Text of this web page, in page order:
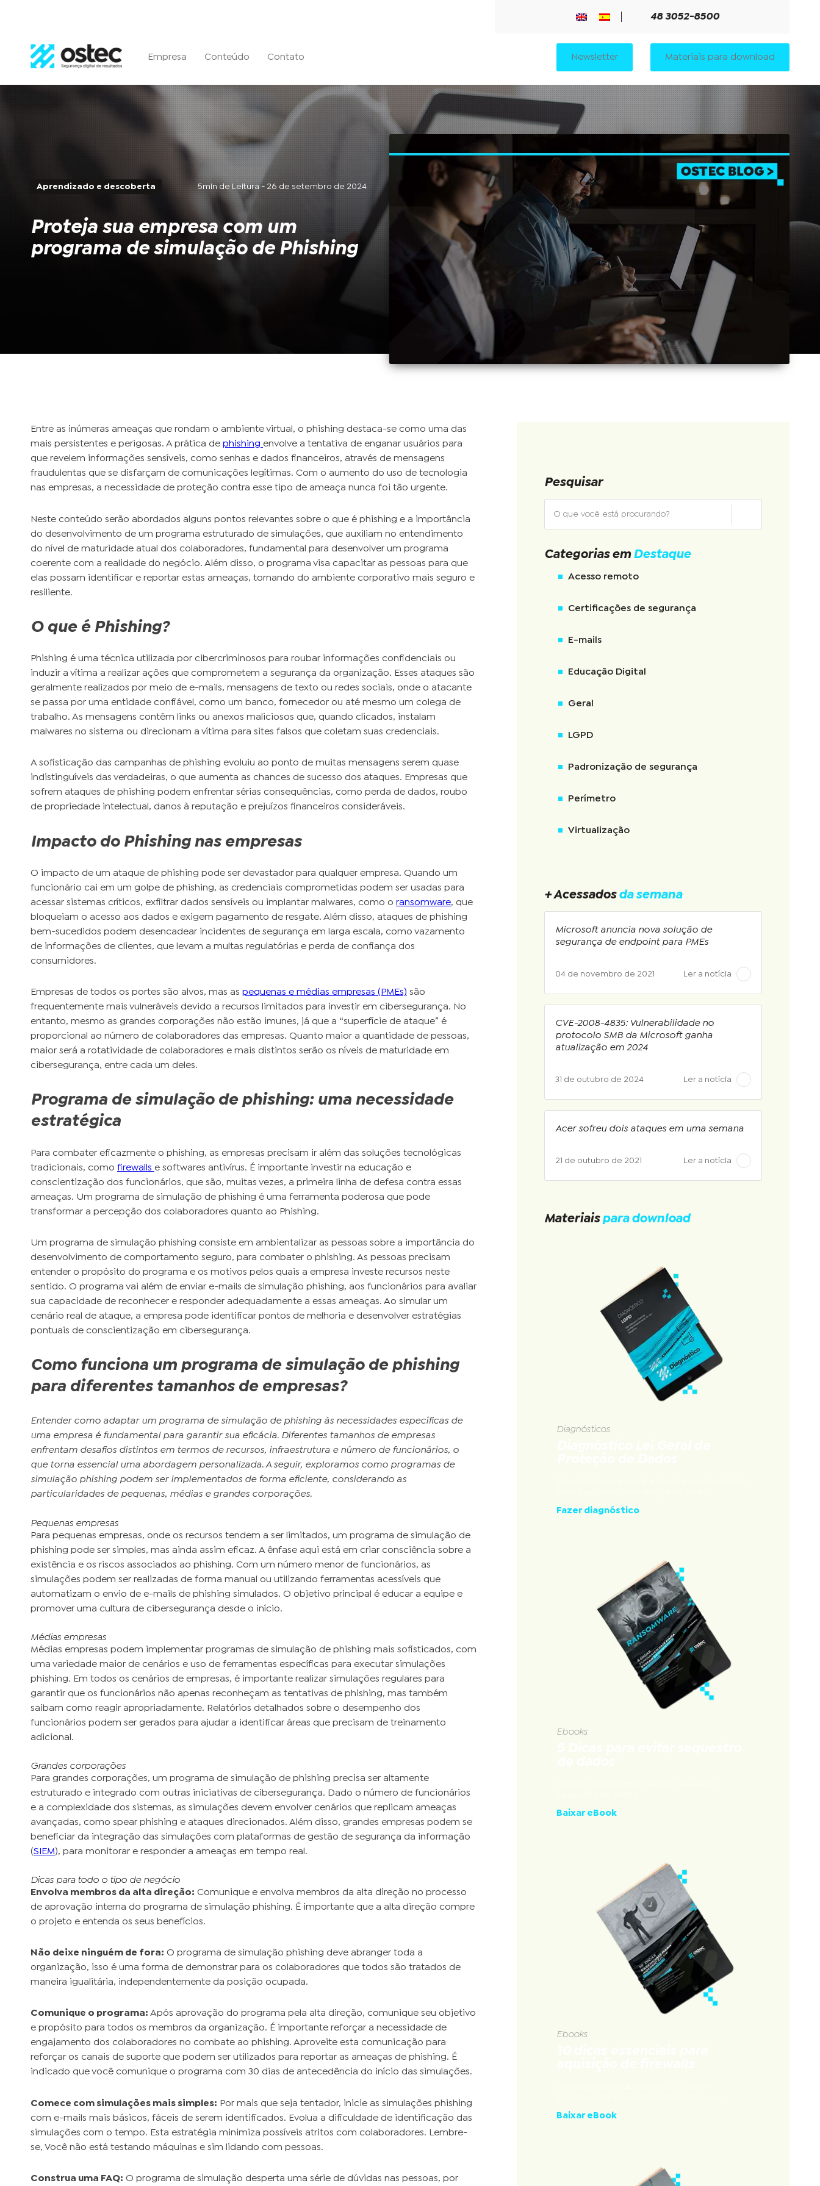
48 3052-8500
Empresa Conteúdo Contato Newsletter Materiais para download
Aprendizado e descoberta 5min de Leitura - 26 de setembro de 2024
Proteja sua empresa com um
programa de simulação de Phishing
Entre as inúmeras ameaças que rondam o ambiente virtual, o phishing destaca-se como uma das
mais persistentes e perigosas. A prática de phishing envolve a tentativa de enganar usuários para
que revelem informações sensíveis, como senhas e dados financeiros, através de mensagens
fraudulentas que se disfarçam de comunicações legítimas. Com o aumento do uso de tecnologia
nas empresas, a necessidade de proteção contra esse tipo de ameaça nunca foi tão urgente.
Neste conteúdo serão abordados alguns pontos relevantes sobre o que é phishing e a importância
do desenvolvimento de um programa estruturado de simulações, que auxiliam no entendimento
do nível de maturidade atual dos colaboradores, fundamental para desenvolver um programa
coerente com a realidade do negócio. Além disso, o programa visa capacitar as pessoas para que
elas possam identificar e reportar estas ameaças, tornando do ambiente corporativo mais seguro e
resiliente.
O que é Phishing?
Phishing é uma técnica utilizada por cibercriminosos para roubar informações confidenciais ou
induzir a vítima a realizar ações que comprometem a segurança da organização. Esses ataques são
geralmente realizados por meio de e-mails, mensagens de texto ou redes sociais, onde o atacante
se passa por uma entidade confiável, como um banco, fornecedor ou até mesmo um colega de
trabalho. As mensagens contêm links ou anexos maliciosos que, quando clicados, instalam
malwares no sistema ou direcionam a vítima para sites falsos que coletam suas credenciais.
A sofisticação das campanhas de phishing evoluiu ao ponto de muitas mensagens serem quase
indistinguíveis das verdadeiras, o que aumenta as chances de sucesso dos ataques. Empresas que
sofrem ataques de phishing podem enfrentar sérias consequências, como perda de dados, roubo
de propriedade intelectual, danos à reputação e prejuízos financeiros consideráveis.
Impacto do Phishing nas empresas
O impacto de um ataque de phishing pode ser devastador para qualquer empresa. Quando um
funcionário cai em um golpe de phishing, as credenciais comprometidas podem ser usadas para
acessar sistemas críticos, exfiltrar dados sensíveis ou implantar malwares, como o ransomware, que
bloqueiam o acesso aos dados e exigem pagamento de resgate. Além disso, ataques de phishing
bem-sucedidos podem desencadear incidentes de segurança em larga escala, como vazamento
de informações de clientes, que levam a multas regulatórias e perda de confiança dos
consumidores.
Empresas de todos os portes são alvos, mas as pequenas e médias empresas (PMEs) são
frequentemente mais vulneráveis devido a recursos limitados para investir em cibersegurança. No
entanto, mesmo as grandes corporações não estão imunes, já que a “superfície de ataque” é
proporcional ao número de colaboradores das empresas. Quanto maior a quantidade de pessoas,
maior será a rotatividade de colaboradores e mais distintos serão os níveis de maturidade em
cibersegurança, entre cada um deles.
Programa de simulação de phishing: uma necessidade
estratégica
Para combater eficazmente o phishing, as empresas precisam ir além das soluções tecnológicas
tradicionais, como firewalls e softwares antivírus. É importante investir na educação e
conscientização dos funcionários, que são, muitas vezes, a primeira linha de defesa contra essas
ameaças. Um programa de simulação de phishing é uma ferramenta poderosa que pode
transformar a percepção dos colaboradores quanto ao Phishing.
Um programa de simulação phishing consiste em ambientalizar as pessoas sobre a importância do
desenvolvimento de comportamento seguro, para combater o phishing. As pessoas precisam
entender o propósito do programa e os motivos pelos quais a empresa investe recursos neste
sentido. O programa vai além de enviar e-mails de simulação phishing, aos funcionários para avaliar
sua capacidade de reconhecer e responder adequadamente a essas ameaças. Ao simular um
cenário real de ataque, a empresa pode identificar pontos de melhoria e desenvolver estratégias
pontuais de conscientização em cibersegurança.
Como funciona um programa de simulação de phishing
para diferentes tamanhos de empresas?
Entender como adaptar um programa de simulação de phishing às necessidades específicas de
uma empresa é fundamental para garantir sua eficácia. Diferentes tamanhos de empresas
enfrentam desafios distintos em termos de recursos, infraestrutura e número de funcionários, o
que torna essencial uma abordagem personalizada. A seguir, exploramos como programas de
simulação phishing podem ser implementados de forma eficiente, considerando as
particularidades de pequenas, médias e grandes corporações.
Pequenas empresas
Para pequenas empresas, onde os recursos tendem a ser limitados, um programa de simulação de
phishing pode ser simples, mas ainda assim eficaz. A ênfase aqui está em criar consciência sobre a
existência e os riscos associados ao phishing. Com um número menor de funcionários, as
simulações podem ser realizadas de forma manual ou utilizando ferramentas acessíveis que
automatizam o envio de e-mails de phishing simulados. O objetivo principal é educar a equipe e
promover uma cultura de cibersegurança desde o início.
Médias empresas
Médias empresas podem implementar programas de simulação de phishing mais sofisticados, com
uma variedade maior de cenários e uso de ferramentas específicas para executar simulações
phishing. Em todos os cenários de empresas, é importante realizar simulações regulares para
garantir que os funcionários não apenas reconheçam as tentativas de phishing, mas também
saibam como reagir apropriadamente. Relatórios detalhados sobre o desempenho dos
funcionários podem ser gerados para ajudar a identificar áreas que precisam de treinamento
adicional.
Grandes corporações
Para grandes corporações, um programa de simulação de phishing precisa ser altamente
estruturado e integrado com outras iniciativas de cibersegurança. Dado o número de funcionários
e a complexidade dos sistemas, as simulações devem envolver cenários que replicam ameaças
avançadas, como spear phishing e ataques direcionados. Além disso, grandes empresas podem se
beneficiar da integração das simulações com plataformas de gestão de segurança da informação
(SIEM), para monitorar e responder a ameaças em tempo real.
Dicas para todo o tipo de negócio
Envolva membros da alta direção: Comunique e envolva membros da alta direção no processo
de aprovação interna do programa de simulação phishing. É importante que a alta direção compre
o projeto e entenda os seus benefícios.
Não deixe ninguém de fora: O programa de simulação phishing deve abranger toda a
organização, isso é uma forma de demonstrar para os colaboradores que todos são tratados de
maneira igualitária, independentemente da posição ocupada.
Comunique o programa: Após aprovação do programa pela alta direção, comunique seu objetivo
e propósito para todos os membros da organização. É importante reforçar a necessidade de
engajamento dos colaboradores no combate ao phishing. Aproveite esta comunicação para
reforçar os canais de suporte que podem ser utilizados para reportar as ameaças de phishing. É
indicado que você comunique o programa com 30 dias de antecedência do início das simulações.
Comece com simulações mais simples: Por mais que seja tentador, inicie as simulações phishing
com e-mails mais básicos, fáceis de serem identificados. Evolua a dificuldade de identificação das
simulações com o tempo. Esta estratégia minimiza possíveis atritos com colaboradores. Lembre-
se, Você não está testando máquinas e sim lidando com pessoas.
Construa uma FAQ: O programa de simulação desperta uma série de dúvidas nas pessoas, por
Pesquisar
Categorias em Destaque
Acesso remoto
Certificações de segurança
E-mails
Educação Digital
Geral
LGPD
Padronização de segurança
Perímetro
Virtualização
+ Acessados da semana
Microsoft anuncia nova solução de
segurança de endpoint para PMEs
04 de novembro de 2021 Ler a notícia
CVE-2008-4835: Vulnerabilidade no
protocolo SMB da Microsoft ganha
atualização em 2024
31 de outubro de 2024 Ler a notícia
Acer sofreu dois ataques em uma semana
21 de outubro de 2021 Ler a notícia
Materiais para download
Diagnósticos
Fazer diagnóstico
Ebooks
Baixar eBook
Ebooks
Baixar eBook